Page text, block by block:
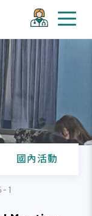
國內活動
1